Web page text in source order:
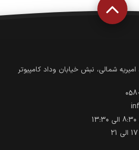
شمالی، نبش خیابان وداد کامپیوتر